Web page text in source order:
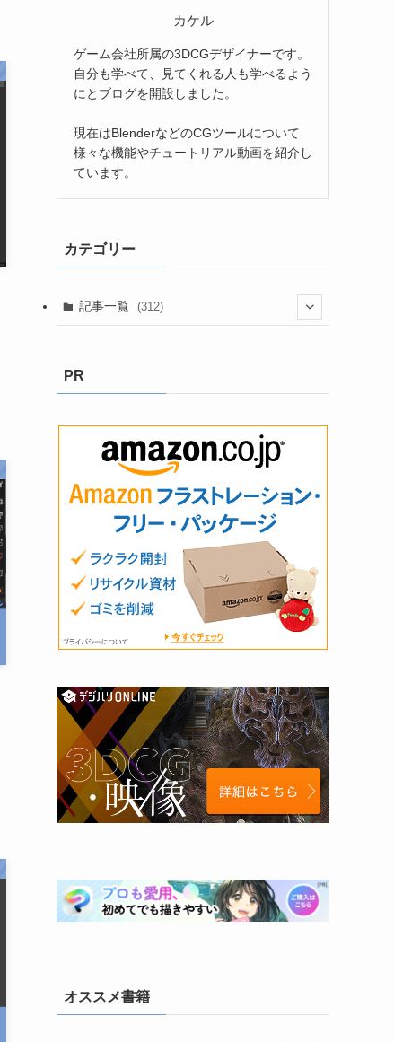
カケル
ゲーム会社所属の3DCGデザイナーです。
自分も学べて、見てくれる人も学べるよう
にとブログを開設しました。
現在はBlenderなどのCGツールについて
様々な機能やチュートリアル動画を紹介し
ています。
カテゴリー
記事一覧 (312)
(5)
(9)
(58)
(1)
(1)
(2)
(9)
(3)
(10)
(1)
(8)
(21)
(6)
(13)
(6)
(4)
(1)
(3)
(2)
(3)
(5)
(1)
(11)
(1)
(2)
(1)
(2)
(4)
(1)
(27)
(3)
(1)
(7)
PR
オススメ書籍